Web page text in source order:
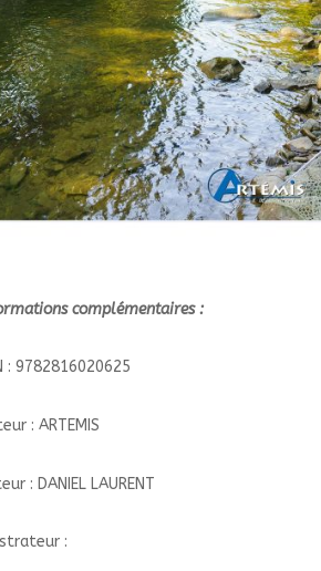
complémentaires :
: 9782816020625
: ARTEMIS
: DANIEL LAURENT
: